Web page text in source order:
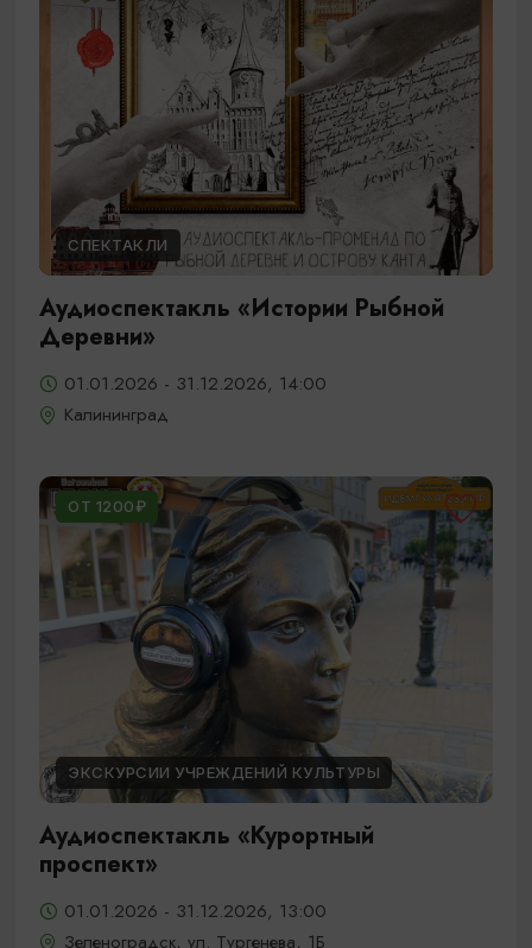
СПЕКТАКЛИ
Аудиоспектакль «Истории Рыбной
Деревни»
01.01.2026 - 31.12.2026, 14:00
Калининград
ОТ 1200₽
ЭКСКУРСИИ УЧРЕЖДЕНИЙ КУЛЬТУРЫ
Аудиоспектакль «Курортный
проспект»
01.01.2026 - 31.12.2026, 13:00
Зеленоградск, ул. Тургенева, 1Б